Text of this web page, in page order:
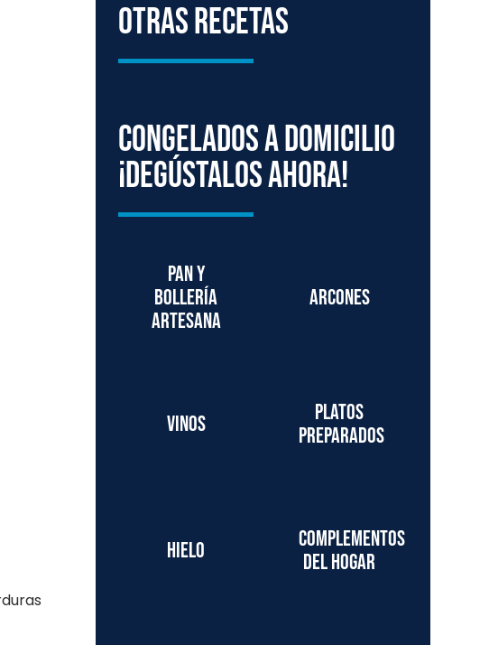
Otras Recetas
Congelados a domicilio
¡degústalos ahora!
Pan y
bollería
artesana
Arcones
Vinos
Platos
preparados
Hielo
Complementos
del hogar